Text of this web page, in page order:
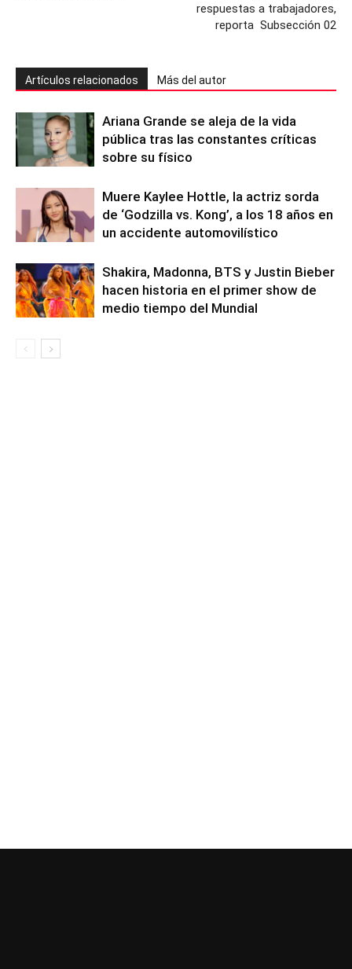
respuestas a trabajadores,
reporta Subsección 02
Artículos relacionados Más del autor
Ariana Grande se aleja de la vida
pública tras las constantes críticas
sobre su físico
Muere Kaylee Hottle, la actriz sorda
de ‘Godzilla vs. Kong’, a los 18 años en
un accidente automovilístico
Shakira, Madonna, BTS y Justin Bieber
hacen historia en el primer show de
medio tiempo del Mundial